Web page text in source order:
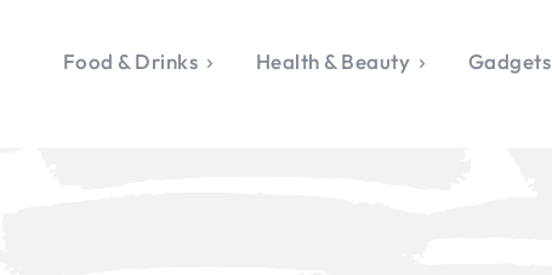
Food & Drinks Health & Beauty Gadgets